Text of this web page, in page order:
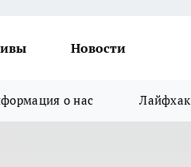
Новости
о нас Лайфхак